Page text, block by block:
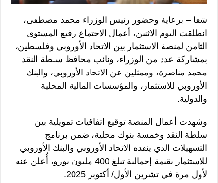
شفا – برعاية وحضور رئيس الوزراء محمد مصطفى،
انطلقت اليوم الاثنين، أعمال الاجتماع رفيع المستوى
الثامن لمنصة الاستثمار بين الاتحاد الأوروبي وفلسطين،
بمشاركة عدد من الوزراء، ونائب محافظ سلطة النقد
محمد مناصرة، وممثلين عن الاتحاد الأوروبي، والبنك
الأوروبي للاستثمار، والمؤسسات المالية المحلية
والدولية.
وشهدت أعمال المنصة توقيع اتفاقيات تمويلية بين
سلطة النقد وخمسة بنوك محلية، ضمن برنامج
التسهيلات الذي ينفذه الاتحاد الأوروبي والبنك الأوروبي
للاستثمار بقيمة إجمالية تبلغ 400 مليون يورو، أُعلن عنه
لأول مرة في تشرين الأول/ أكتوبر 2025.